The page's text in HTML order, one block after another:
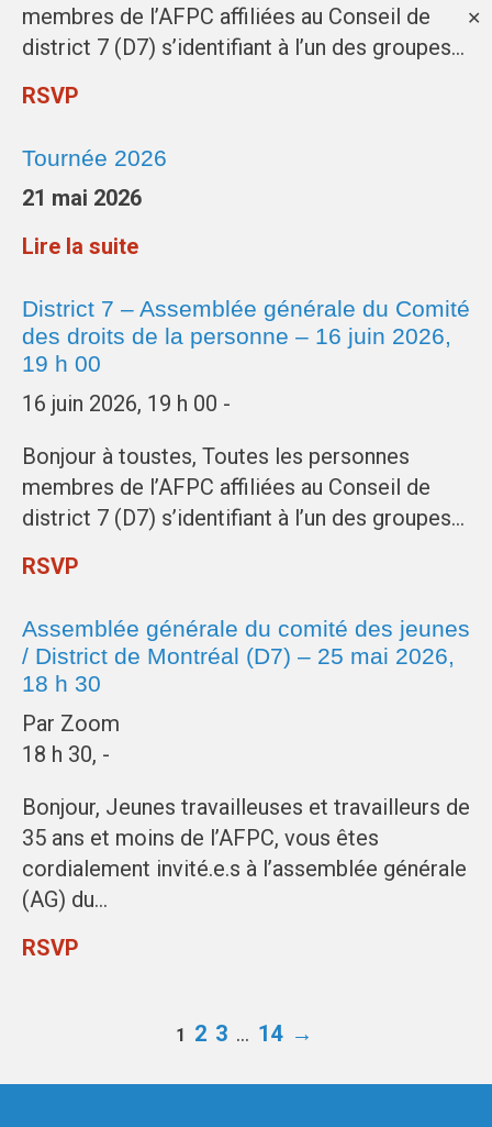
✕
membres de l’AFPC affiliées au Conseil de
district 7 (D7) s’identifiant à l’un des groupes…
RSVP
Tournée 2026
21 mai 2026
Lire la suite
District 7 – Assemblée générale du Comité
des droits de la personne – 16 juin 2026,
19 h 00
16 juin 2026, 19 h 00 -
Bonjour à toustes, Toutes les personnes
membres de l’AFPC affiliées au Conseil de
district 7 (D7) s’identifiant à l’un des groupes…
RSVP
Assemblée générale du comité des jeunes
/ District de Montréal (D7) – 25 mai 2026,
18 h 30
Par Zoom
18 h 30, -
Bonjour, Jeunes travailleuses et travailleurs de
35 ans et moins de l’AFPC, vous êtes
cordialement invité.e.s à l’assemblée générale
(AG) du…
RSVP
1 2 3 … 14 →